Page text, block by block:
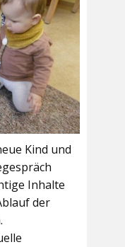
Kind und
Inhalte
der